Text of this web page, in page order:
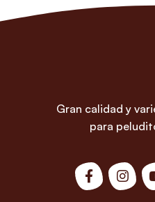
Gran calidad y
para